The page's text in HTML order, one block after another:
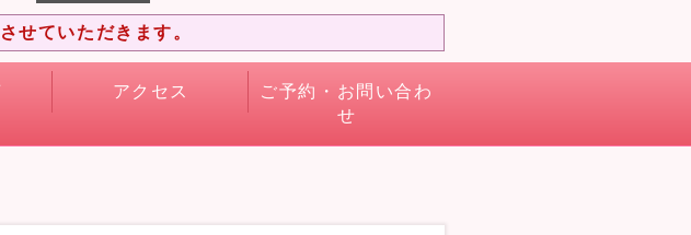
せていただきます。
アクセス
ご予約・お問い合わ
せ